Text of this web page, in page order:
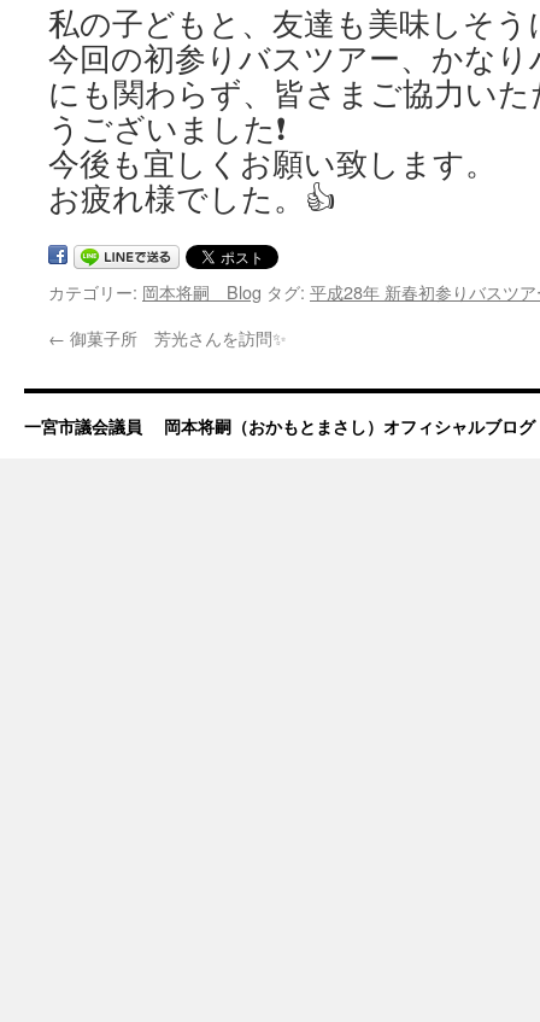
私の子どもと、友達も美味しそう
今回の初参りバスツアー、かな
にも関わらず、皆さまご協力い
うございました❗
今後も宜しくお願い致します。
お疲れ様でした。👍
カテゴリー: 岡本将嗣 Blog タグ: 平成28年 新春初参りバスツア
← 御菓子所 芳光さんを訪問✨
一宮市議会議員 岡本将嗣（おかもとまさし）オフィシャルブログ